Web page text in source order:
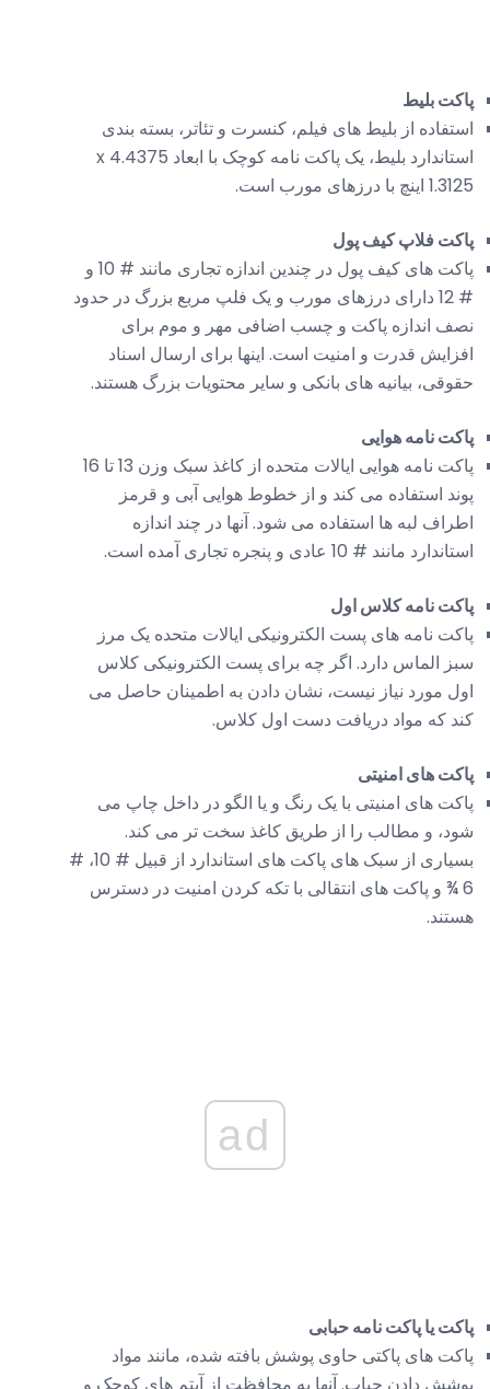
پاکت بلیط
استفاده از بلیط های فیلم، کنسرت و تئاتر، بسته بندی
استاندارد بلیط، یک پاکت نامه کوچک با ابعاد 4.4375 x
1.3125 اینچ با درزهای مورب است.
پاکت فلاپ کیف پول
پاکت های کیف پول در چندین اندازه تجاری مانند # 10 و
# 12 دارای درزهای مورب و یک فلپ مربع بزرگ در حدود
نصف اندازه پاکت و چسب اضافی مهر و موم برای
افزایش قدرت و امنیت است. اینها برای ارسال اسناد
حقوقی، بیانیه های بانکی و سایر محتویات بزرگ هستند.
پاکت نامه هوایی
پاکت نامه هوایی ایالات متحده از کاغذ سبک وزن 13 تا 16
پوند استفاده می کند و از خطوط هوایی آبی و قرمز
اطراف لبه ها استفاده می شود. آنها در چند اندازه
استاندارد مانند # 10 عادی و پنجره تجاری آمده است.
پاکت نامه کلاس اول
پاکت نامه های پست الکترونیکی ایالات متحده یک مرز
سبز الماس دارد. اگر چه برای پست الکترونیکی کلاس
اول مورد نیاز نیست، نشان دادن به اطمینان حاصل می
کند که مواد دریافت دست اول کلاس.
پاکت های امنیتی
پاکت های امنیتی با یک رنگ و یا الگو در داخل چاپ می
شود، و مطالب را از طریق کاغذ سخت تر می کند.
بسیاری از سبک های پاکت های استاندارد از قبیل # 10، #
6 ¾ و پاکت های انتقالی با تکه کردن امنیت در دسترس
هستند.
ad
پاکت یا پاکت نامه حبابی
پاکت های پاکتی حاوی پوشش بافته شده، مانند مواد
پوشش دادن حباب. آنها به محافظت از آیتم های کوچک و